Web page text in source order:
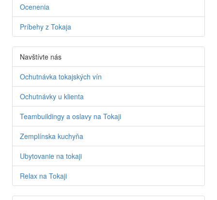
Ocenenia
Príbehy z Tokaja
Navštívte nás
Ochutnávka tokajských vín
Ochutnávky u klienta
Teambuildingy a oslavy na Tokaji
Zemplínska kuchyňa
Ubytovanie na tokaji
Relax na Tokaji